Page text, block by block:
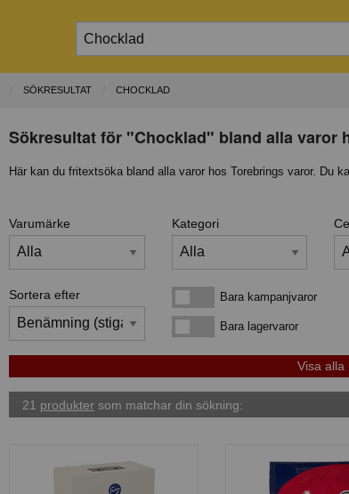
SÖKRESULTAT CHOCKLAD
Sökresultat för "Chocklad" bland alla varor
Här kan du fritextsöka bland alla varor hos Torebrings varor. Du
Varumärke Kategori
Sortera efter Bara kampanjvarorBara kampanjvaror
Bara lagervarorBara lagervaror
21 produkter som matchar din sökning: